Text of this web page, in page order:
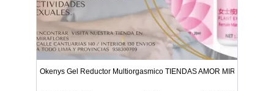
Okenys Gel Reductor Multiorgasmico TIENDAS AMOR MIRAFLORES